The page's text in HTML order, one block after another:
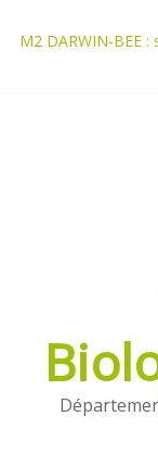
M2 DARWIN-BEE
Planning M1 et
Travaux réalisés
Candidater en
Candidater en